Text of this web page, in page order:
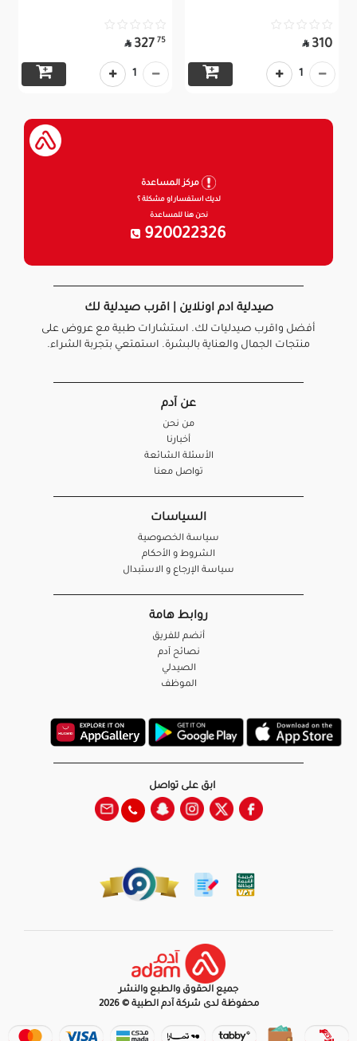
310

1
75
327

1
مركز المساعدة
لديك استفسار او مشكلة ؟
نحن هنا للمساعدة
920022326
صيدلية ادم اونلاين | اقرب صيدلية لك
أفضل واقرب صيدليات لك. استشارات طبية مع عروض على
منتجات الجمال والعناية بالبشرة. استمتعي بتجربة الشراء.
عن آدم
من نحن
أخبارنا
الأسئلة الشائعة
تواصل معنا
السياسات
سياسة الخصوصية
الشروط و الأحكام
سياسة الإرجاع و الاستبدال
روابط هامة
أنضم للفريق
نصائح آدم
الصيدلي
الموظف
ابق على تواصل
جميع الحقوق والطبع والنشر
محفوظة لدى شركة آدم الطبية © 2026